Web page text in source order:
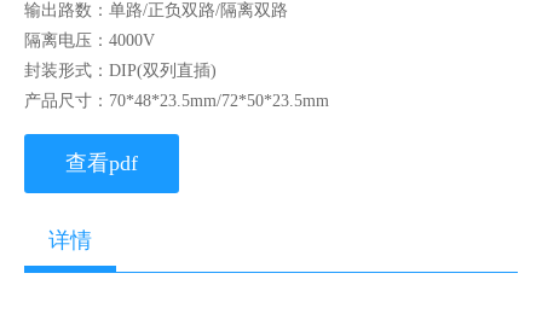
输出路数：单路/正负双路/隔离双路
隔离电压：4000V
封装形式：DIP(双列直插)
产品尺寸：70*48*23.5mm/72*50*23.5mm
查看pdf
详情